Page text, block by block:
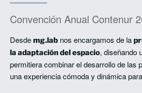
Convención Anual Contenur
Desde mg.lab nos encargamos de la
la adaptación del espacio, diseñando
permitiera combinar el desarrollo de las
una experiencia cómoda y dinámica